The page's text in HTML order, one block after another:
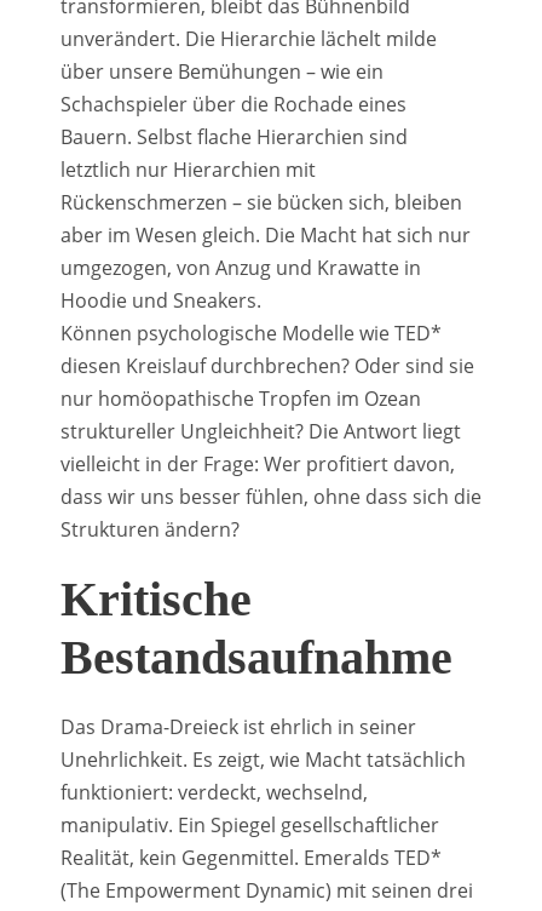
transformieren, bleibt das Bühnenbild
unverändert. Die Hierarchie lächelt milde
über unsere Bemühungen – wie ein
Schachspieler über die Rochade eines
Bauern. Selbst flache Hierarchien sind
letztlich nur Hierarchien mit
Rückenschmerzen – sie bücken sich, bleiben
aber im Wesen gleich. Die Macht hat sich nur
umgezogen, von Anzug und Krawatte in
Hoodie und Sneakers.
Können psychologische Modelle wie TED*
diesen Kreislauf durchbrechen? Oder sind sie
nur homöopathische Tropfen im Ozean
struktureller Ungleichheit? Die Antwort liegt
vielleicht in der Frage: Wer profitiert davon,
dass wir uns besser fühlen, ohne dass sich die
Strukturen ändern?
Kritische
Bestandsaufnahme
Das Drama-Dreieck ist ehrlich in seiner
Unehrlichkeit. Es zeigt, wie Macht tatsächlich
funktioniert: verdeckt, wechselnd,
manipulativ. Ein Spiegel gesellschaftlicher
Realität, kein Gegenmittel. Emeralds TED*
(The Empowerment Dynamic) mit seinen drei